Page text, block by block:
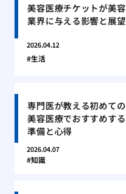
美容医療チケットが美容
業界に与える影響と展望
2026.04.12
生活
専門医が教える初めての
美容医療でおすすめする
準備と心得
2026.04.07
知識